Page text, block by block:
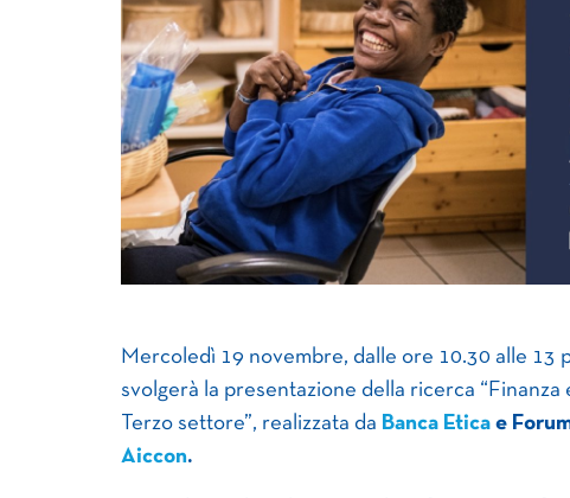
Mercoledì 19 novembre, dalle ore 10.30 alle 13
svolgerà la presentazione della ricerca
Terzo settore”, realizzata da Banca Etica e
Aiccon.